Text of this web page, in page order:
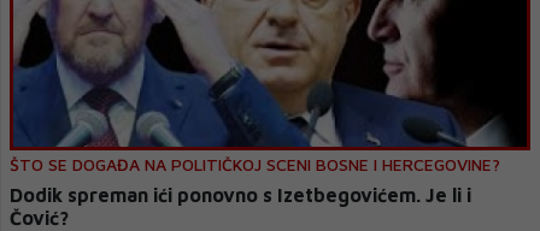
ŠTO SE DOGAĐA NA POLITIČKOJ SCENI BOSNE I HERCEGOVINE?
Dodik spreman ići ponovno s Izetbegovićem. Je li i
Čović?